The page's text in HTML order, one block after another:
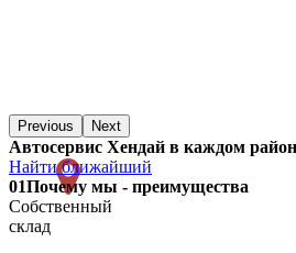
Previous Next
Автосервис Хендай в каждом
Найти ближайший
01Почему мы - преимущества
Собственный
склад